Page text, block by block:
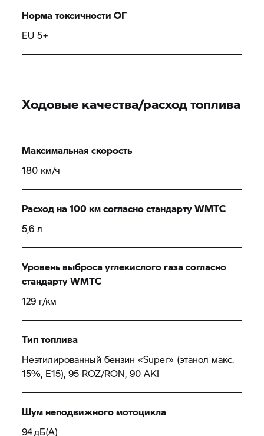
Норма токсичности ОГ
EU 5+
Ходовые качества/расход топлива
Максимальная скорость
180 км/ч
Расход на 100 км согласно стандарту WMTC
5,6 л
Уровень выброса углекислого газа согласно
стандарту WMTC
129 г/км
Тип топлива
Неэтилированный бензин «Super» (этанол макс.
15%, E15), 95 ROZ/RON, 90 AKI
Шум неподвижного мотоцикла
94 дБ(А)